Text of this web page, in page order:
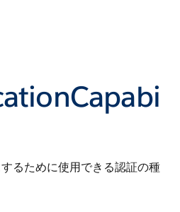
るために使用できる認証の種